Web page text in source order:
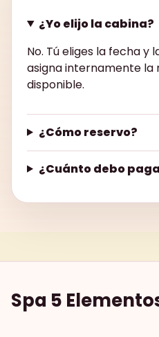
¿Yo elijo la cabina?
No. Tú eliges la fecha y
asigna internamente la
disponible.
¿Cómo reservo?
¿Cuánto debo
Spa 5